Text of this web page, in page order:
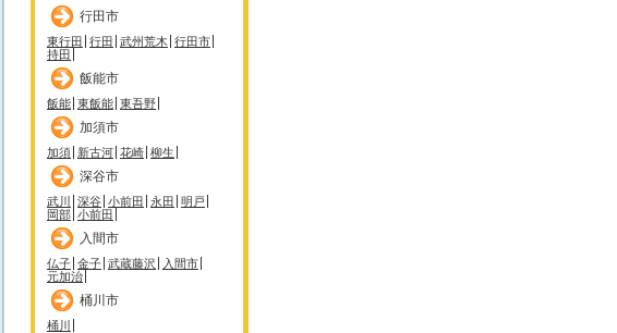
行田市
東行田 行田 武州荒木 行田市
持田
飯能市
飯能 東飯能 東吾野
加須市
加須 新古河 花崎 柳生
深谷市
武川 深谷 小前田 永田 明戸
岡部 小前田
入間市
仏子 金子 武蔵藤沢
入間市
元加治
桶川市
桶川